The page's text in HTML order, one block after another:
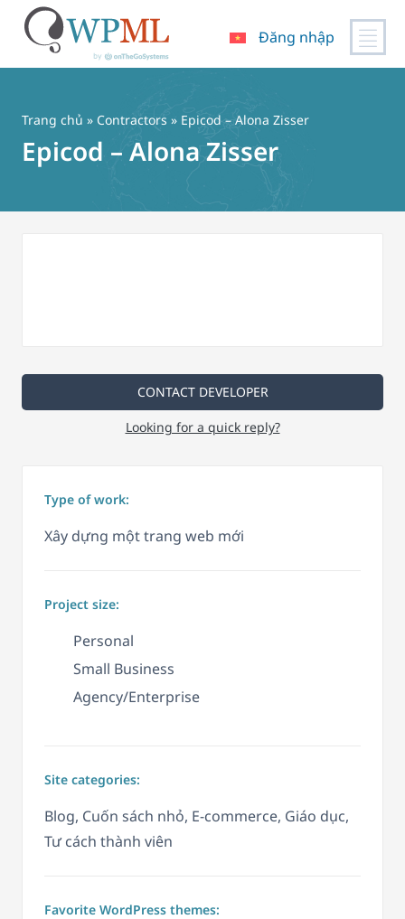
Đăng nhập
Trang chủ » Contractors » Epicod – Alona Zisser
Epicod – Alona Zisser
CONTACT DEVELOPER
Looking for a quick reply?
Type of work:
Xây dựng một trang web mới
Project size:
Personal
Small Business
Agency/Enterprise
Site categories:
Blog, Cuốn sách nhỏ, E-commerce, Giáo dục,
Tư cách thành viên
Favorite WordPress themes: